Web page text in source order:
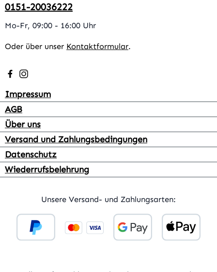
0151-20036222
Mo-Fr, 09:00 - 16:00 Uhr
Oder über unser Kontaktformular.
Besuche uns auf Facebook – öffnet in neuem Tab
Schau auf Instagram vorbei – öffnet in neuem Tab
Impressum
AGB
Über uns
Versand und Zahlungsbedingungen
Datenschutz
Wiederrufsbelehrung
Unsere Versand- und Zahlungsarten: